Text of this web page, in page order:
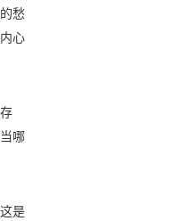
愁
心
哪
是